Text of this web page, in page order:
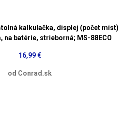
kalkulačka, displej (počet míst)
na batérie, strieborná; MS-88ECO
16,99 €
od Conrad.sk